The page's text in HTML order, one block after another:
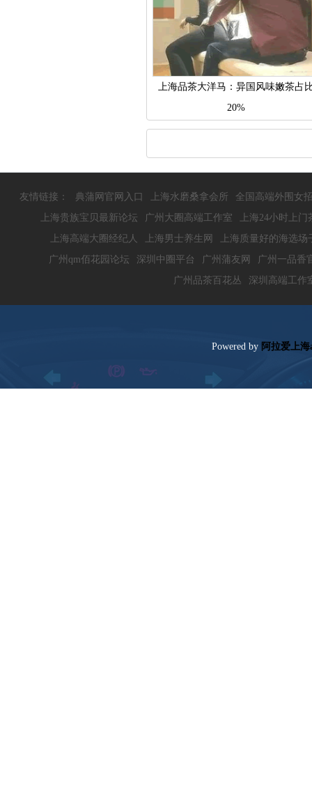
上海品茶大洋马：异国风味嫩茶占
20%
友情链接： 典蒲网官网入口 上海水磨桑拿会所
全国高端外围女
上海贵族宝贝最新论坛
广州大圈高端工作室
上海24小时上门
上海高端大圈经纪人
上海男士养生网
上海质量好的海选场
广州qm佰花园论坛
深圳中圈平台 广州蒲友网
广州一品香
广州品茶百花丛
深圳高端工作
Poweredby 阿拉爱上海